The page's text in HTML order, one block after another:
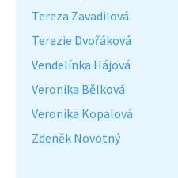
Tereza Zavadilová
Terezie Dvořáková
Vendelínka Hájová
Veronika Bělková
Veronika Kopalová
Zdeněk Novotný